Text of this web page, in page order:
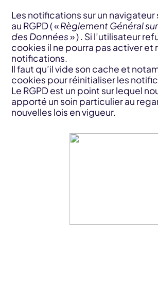
Les notifications sur un navigateur
au RGPD ( «Règlement Général
des Données» ) . Si l’utilisateur
cookies il ne pourra pas activer et
notifications.
Il faut qu’il vide son cache et
cookies pour réinitialiser les
Le RGPD est un point sur lequel
apporté un soin particulier au
nouvelles lois en vigueur.